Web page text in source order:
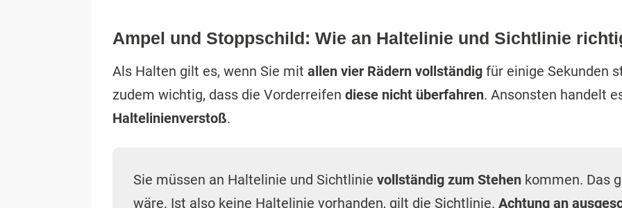
Ampel und Stoppschild: Wie an Haltelinie und Sichtlinie
Als Halten gilt es, wenn Sie mit allen vier Rädern vollständig für einige Sekunden
zudem wichtig, dass die Vorderreifen diese nicht überfahren. Ansonsten handelt
Haltelinienverstoß.
Sie müssen an Haltelinie und Sichtlinie vollständig zum Stehen kommen. Das
wäre. Ist also keine Haltelinie vorhanden, gilt die Sichtlinie. Achtung an